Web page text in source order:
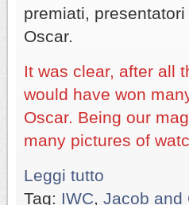
premiati,
Oscar.
It was clear, after all
would have won
Oscar. Being our
many pictures of
Leggi tutto
Tag: IWC, Jacob and